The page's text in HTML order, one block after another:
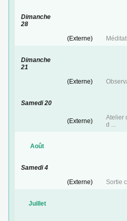
Dimanche
28
(Externe)
Dimanche
21
(Externe)
Samedi 20
(Externe)
Atelier
d ...
Août
Samedi 4
(Externe)
Sortie
Juillet